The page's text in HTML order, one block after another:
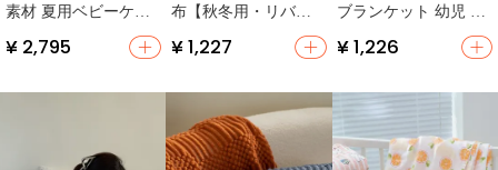
素材 夏用ベビーケッ
ト【赤ちゃん・冷房
対策・軽量】
¥ 2,795
布【秋冬用・リバー
シブル・学生用・可
愛い風】
¥ 1,227
ブランケット 幼児 夏
用 薄型 冷感 夏用ブラ
ンケット 子供用 エア
¥ 1,226